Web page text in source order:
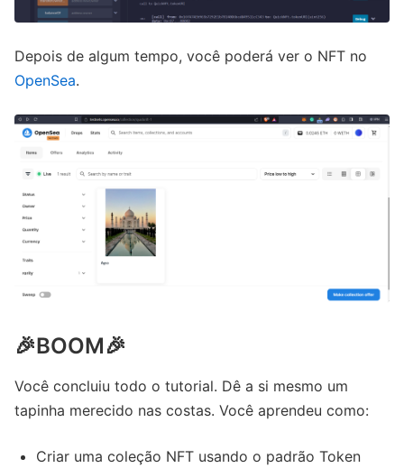
Depois de algum tempo, você poderá ver o NFT no
OpenSea.
🎉BOOM🎉
Você concluiu todo o tutorial. Dê a si mesmo um
tapinha merecido nas costas. Você aprendeu como:
Criar uma coleção NFT usando o padrão Token